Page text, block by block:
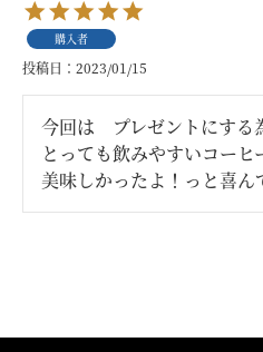
購入者
投稿日 2023/01/15
今回は　プレゼントにする
とっても飲みやすいコーヒ
美味しかったよ！っと喜ん